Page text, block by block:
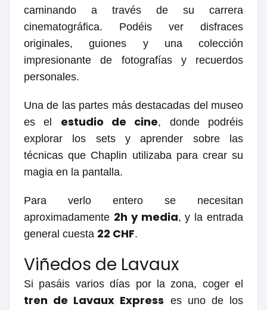
caminando a través de su carrera
cinematográfica. Podéis ver disfraces
originales, guiones y una colección
impresionante de fotografías y recuerdos
personales.
Una de las partes más destacadas del museo
es el estudio de cine, donde podréis
explorar los sets y aprender sobre las
técnicas que Chaplin utilizaba para crear su
magia en la pantalla.
Para verlo entero se necesitan
aproximadamente 2h y media, y la entrada
general cuesta 22 CHF.
Viñedos de Lavaux
Si pasáis varios días por la zona, coger el
tren de Lavaux Express es uno de los